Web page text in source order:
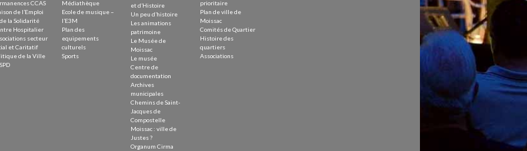
durable
CCAS
de l’Emploi
la Solidarité
Hospitalier
secteur
et Caritatif
de la Ville
Médiathèque
Ecole de musique –
l’E3M
Plan des
equipements
culturels
Sports
et d’Histoire
Un peu d’histoire
Les animations
patrimoine
Le Musée de
Moissac
Le musée
Centre de
documentation
Archives
municipales
Chemins de Saint-
Jacques de
Compostelle
Moissac : ville de
Justes ?
Organum Cirma
prioritaire
Plan de ville de
Moissac
Comités de Quartier
Histoire des
quartiers
Associations